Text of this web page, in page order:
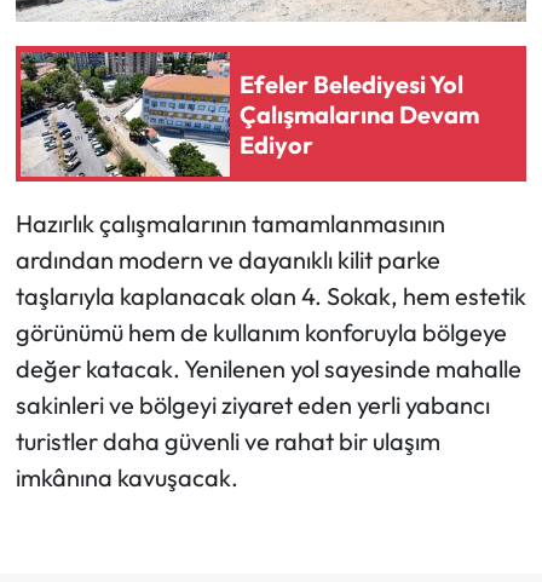
Efeler Belediyesi Yol
Çalışmalarına Devam
Ediyor
Hazırlık çalışmalarının tamamlanmasının
ardından modern ve dayanıklı kilit parke
taşlarıyla kaplanacak olan 4. Sokak, hem estetik
görünümü hem de kullanım konforuyla bölgeye
değer katacak. Yenilenen yol sayesinde mahalle
sakinleri ve bölgeyi ziyaret eden yerli yabancı
turistler daha güvenli ve rahat bir ulaşım
imkânına kavuşacak.